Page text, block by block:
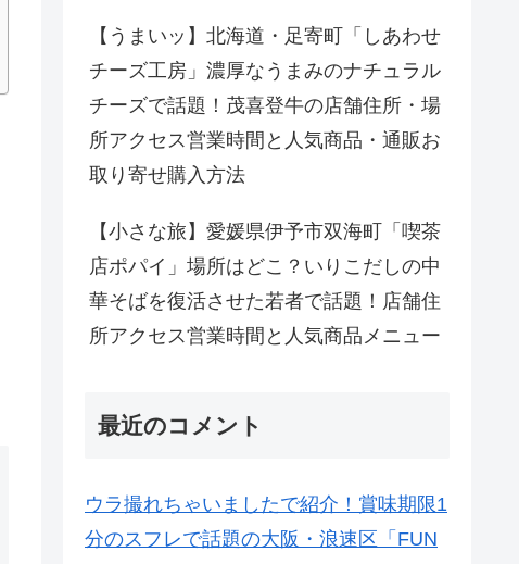
【うまいッ】北海道・足寄町「しあわせ
チーズ工房」濃厚なうまみのナチュラル
チーズで話題！茂喜登牛の店舗住所・場
所アクセス営業時間と人気商品・通販お
取り寄せ購入方法
【小さな旅】愛媛県伊予市双海町「喫茶
店ポパイ」場所はどこ？いりこだしの中
華そばを復活させた若者で話題！店舗住
所アクセス営業時間と人気商品メニュー
最近のコメント
ウラ撮れちゃいましたで紹介！賞味期限1
分のスフレで話題の大阪・浪速区「FUN